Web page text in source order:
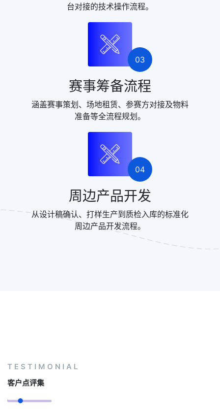
台对接的技术操作流程。
03
赛事筹备流程
涵盖赛事策划、场地租赁、参赛方对接及物料
准备等全流程规划。
04
周边产品开发
从设计稿确认、打样生产到质检入库的标准化
周边产品开发流程。
TESTIMONIAL
客户点评集